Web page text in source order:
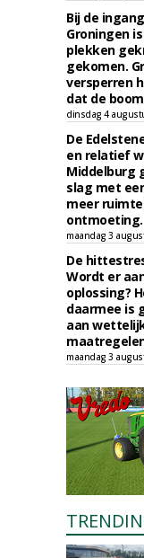
Bij de
Groningen
plekken
gekomen.
versperren
dat de
dinsdag 4
De
en relatief
Middelburg
slag met
meer
ontmoeting.
maandag 3
De
Wordt er
oplossing?
daarmee is
aan
maandag 3